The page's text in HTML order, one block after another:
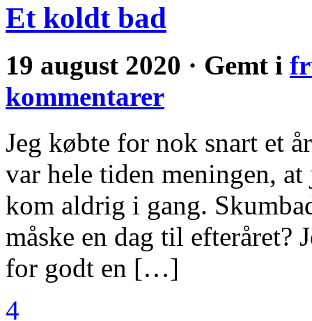
Et koldt bad
19 august 2020 · Gemt i
kommentarer
Jeg købte for nok snart et
var hele tiden meningen,
kom aldrig i gang.
måske en dag til efteråret?
for godt en […]
4